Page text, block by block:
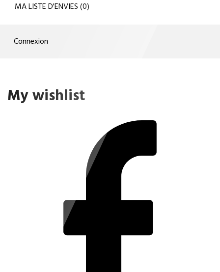
MA LISTE D'ENVIES(0)
Connexion
My wishlist